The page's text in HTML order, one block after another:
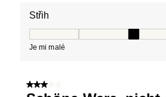
Střih
Je mi malé
3 z 5 hvězdiček.